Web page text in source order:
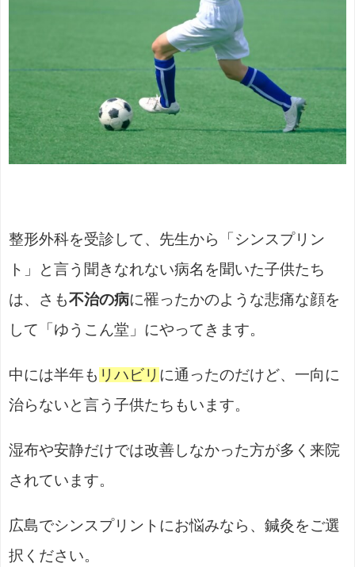
整形外科を受診して、先生から「シンスプリン
ト」と言う聞きなれない病名を聞いた子供たち
は、さも不治の病に罹ったかのような悲痛な顔を
して「ゆうこん堂」にやってきます。
中には半年も リハビリ に通ったのだけど、一向に
治らないと言う子供たちもいます。
湿布や安静だけでは改善しなかった方が多く来院
されています。
広島でシンスプリントにお悩みなら、鍼灸をご選
択ください。